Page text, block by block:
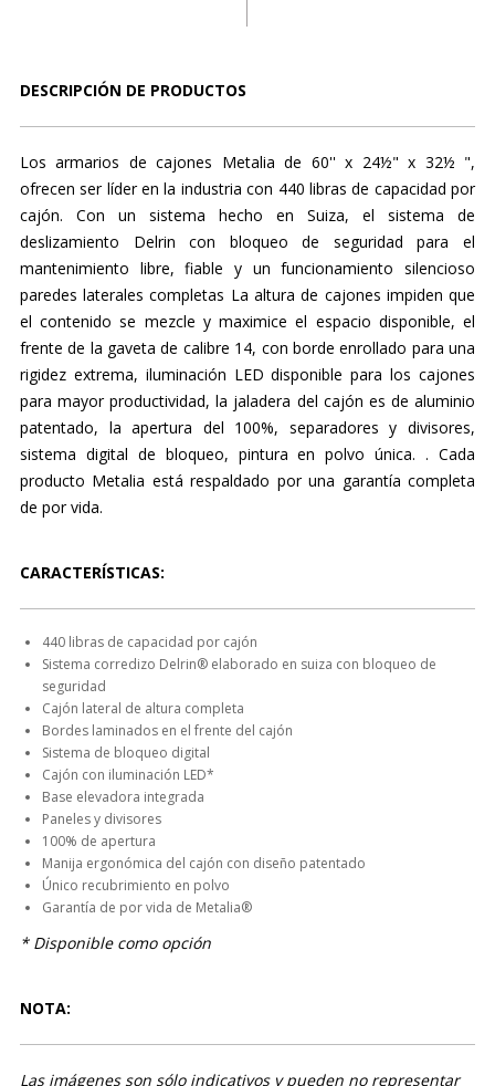
DESCRIPCIÓN DE PRODUCTOS
Los armarios de cajones Metalia de 60'' x 24½" x 32½ ",
ofrecen ser líder en la industria con 440 libras de capacidad por
cajón. Con un sistema hecho en Suiza, el sistema de
deslizamiento Delrin con bloqueo de seguridad para el
mantenimiento libre, fiable y un funcionamiento silencioso
paredes laterales completas La altura de cajones impiden que
el contenido se mezcle y maximice el espacio disponible, el
frente de la gaveta de calibre 14, con borde enrollado para una
rigidez extrema, iluminación LED disponible para los cajones
para mayor productividad, la jaladera del cajón es de aluminio
patentado, la apertura del 100%, separadores y divisores,
sistema digital de bloqueo, pintura en polvo única. . Cada
producto Metalia está respaldado por una garantía completa
de por vida.
CARACTERÍSTICAS:
440 libras de capacidad por cajón
Sistema corredizo Delrin® elaborado en suiza con bloqueo de
seguridad
Cajón lateral de altura completa
Bordes laminados en el frente del cajón
Sistema de bloqueo digital
Cajón con iluminación LED*
Base elevadora integrada
Paneles y divisores
100% de apertura
Manija ergonómica del cajón con diseño patentado
Único recubrimiento en polvo
Garantía de por vida de Metalia®
* Disponible como opción
NOTA:
Las imágenes son sólo indicativos y pueden no representar